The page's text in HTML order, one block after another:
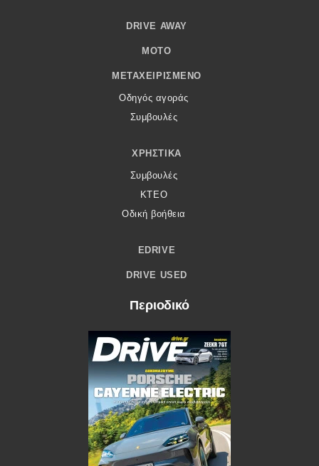
DRIVE AWAY
MOTO
ΜΕΤΑΧΕΙΡΙΣΜΈΝΟ
Οδηγός αγοράς
Συμβουλές
ΧΡΗΣΤΙΚΆ
Συμβουλές
ΚΤΕΟ
Οδική βοήθεια
EDRIVE
DRIVE USED
Περιοδικό